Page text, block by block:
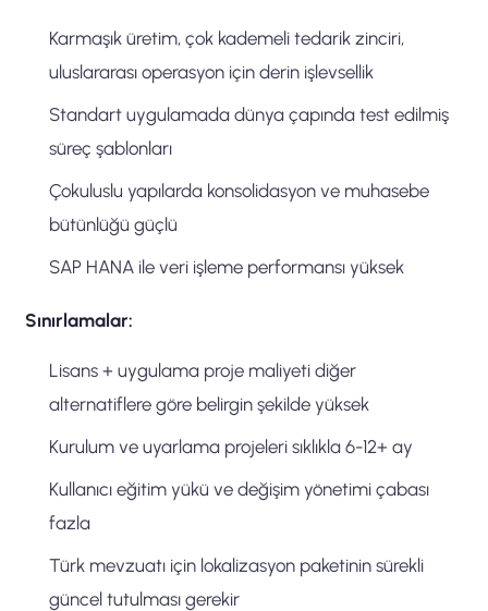
Karmaşık üretim, çok kademeli tedarik zinciri,
uluslararası operasyon için derin işlevsellik
Standart uygulamada dünya çapında test edilmiş
süreç şablonları
Çokuluslu yapılarda konsolidasyon ve muhasebe
bütünlüğü güçlü
SAP HANA ile veri işleme performansı yüksek
Sınırlamalar:
Lisans + uygulama proje maliyeti diğer
alternatiflere göre belirgin şekilde yüksek
Kurulum ve uyarlama projeleri sıklıkla 6-12+ ay
Kullanıcı eğitim yükü ve değişim yönetimi çabası
fazla
Türk mevzuatı için lokalizasyon paketinin sürekli
güncel tutulması gerekir